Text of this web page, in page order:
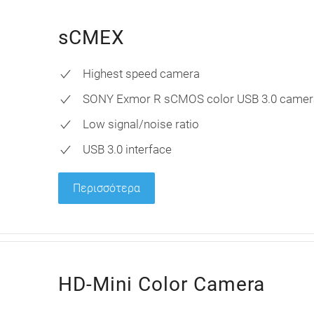
sCMEX
Highest speed camera
SONY Exmor R sCMOS color USB 3.0
Low signal/noise ratio
USB 3.0 interface
Περισσότερα
HD-Mini Color Camera